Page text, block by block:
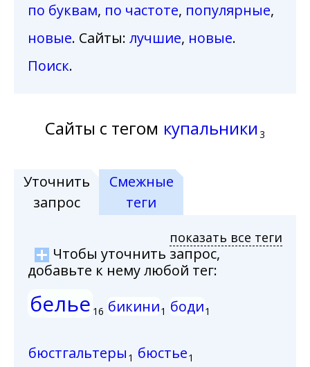
по буквам, по частоте, популярные,
новые. Сайты: лучшие, новые.
Поиск.
Сайты с тегом купальники 3
Уточнить
запрос
Смежные
теги
показать все теги
Чтобы уточнить запрос,
добавьте к нему любой тег:
белье 16 бикини1 боди1
бюстгальтеры 1 бюстье1